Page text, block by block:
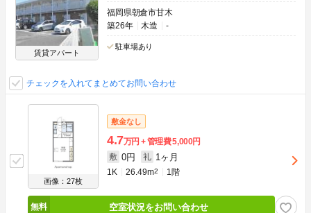
賃貸アパート
福岡県朝倉市甘木
築26年
木造 -
駐車場あり
チェックを入れてまとめてお問い合わせ
画像：27枚
敷金なし
4.7万円 管理費5,000円
敷 0円 礼 1ヶ月
1K 26.49m2 1階
空室状況をお問い合わせ